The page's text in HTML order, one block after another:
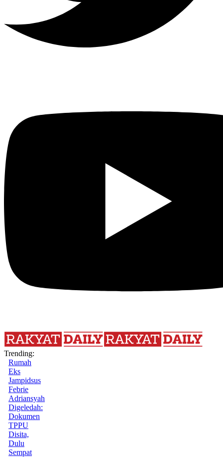
Trending:
Rumah
Eks
Jampidsus
Febrie
Adriansyah
Digeledah:
Dokumen
TPPU
Disita,
Dulu
Sempat